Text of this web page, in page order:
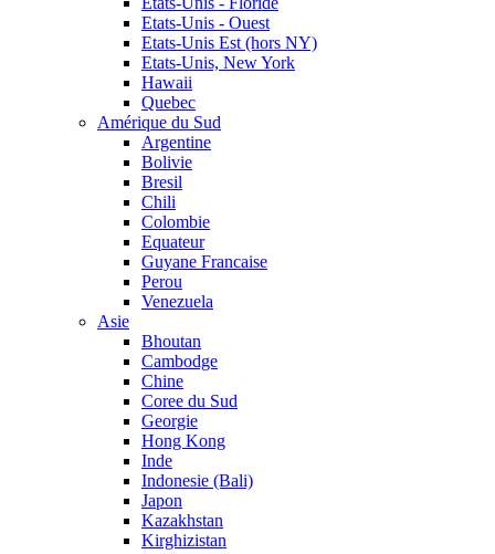
Etats-Unis - Ouest
Etats-Unis Est (hors NY)
Etats-Unis, New York
Hawaii
Quebec
Amérique du Sud
Argentine
Bolivie
Bresil
Chili
Colombie
Equateur
Guyane Francaise
Perou
Venezuela
Asie
Bhoutan
Cambodge
Chine
Coree du Sud
Georgie
Hong Kong
Inde
Indonesie (Bali)
Japon
Kazakhstan
Kirghizistan